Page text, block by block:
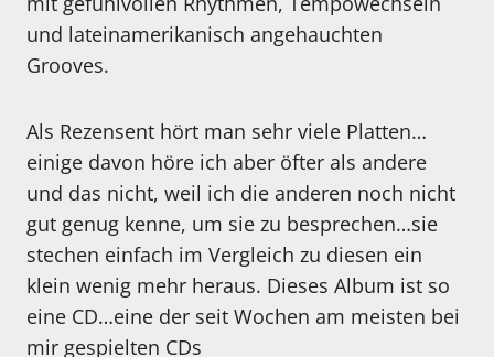
und lateinamerikanisch angehauchten
Grooves.
Als Rezensent hört man sehr viele Platten…
einige davon höre ich aber öfter als andere
und das nicht, weil ich die anderen noch nicht
gut genug kenne, um sie zu besprechen…sie
stechen einfach im Vergleich zu diesen ein
klein wenig mehr heraus. Dieses Album ist so
eine CD…eine der seit Wochen am meisten bei
mir gespielten CDs